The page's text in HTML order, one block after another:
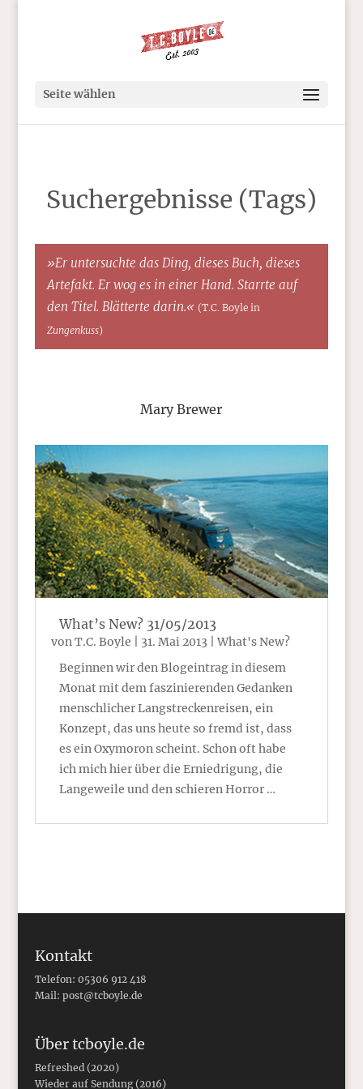
Seite wählen
Suchergebnisse (Tags)
»Er untersuchte das Ding, dieses Buch, dieses
Artefakt. Er wog es in einer Hand. Starrte auf
den Titel. Blätterte darin.« (T.C. Boyle in
Zungenkuss)
Mary Brewer
What’s New? 31/05/2013
vonT.C. Boyle 31. Mai 2013 |What's New?
Beginnen wir den Blogeintrag in diesem
Monat mit dem faszinierenden Gedanken
menschlicher Langstreckenreisen, ein
Konzept, das uns heute so fremd ist, dass
es ein Oxymoron scheint. Schon oft habe
ich mich hier über die Erniedrigung, die
Langeweile und den schieren Horror …
Kontakt
Telefon: 05306 912 418
Mail: post@tcboyle.de
Über tcboyle.de
Refreshed (2020)
Wieder auf Sendung (2016)